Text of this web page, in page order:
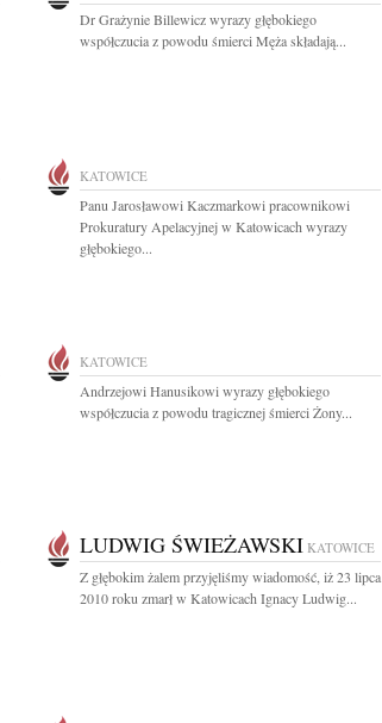
Dr Grażynie Billewicz wyrazy głębokiego
współczucia z powodu śmierci Męża składają...
KATOWICE
Panu Jarosławowi Kaczmarkowi pracownikowi
Prokuratury Apelacyjnej w Katowicach wyrazy
głębokiego...
KATOWICE
Andrzejowi Hanusikowi wyrazy głębokiego
współczucia z powodu tragicznej śmierci Żony...
LUDWIG ŚWIEŻAWSKI KATOWICE
Z głębokim żalem przyjęliśmy wiadomość, iż 23 lipca
2010 roku zmarł w Katowicach Ignacy Ludwig...